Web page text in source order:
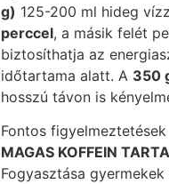
g) 125-200 ml hideg
perccel, a másik felét
biztosíthatja az
időtartama alatt. A 350
hosszú távon is
Fontos figyelmeztetések
MAGAS KOFFEIN
Fogyasztása